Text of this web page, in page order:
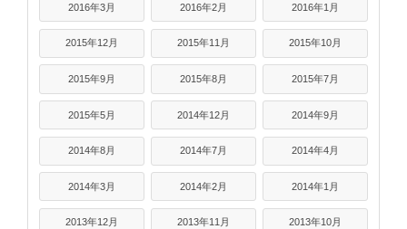
2016年3月 2016年2月 2016年1月
2015年12月 2015年11月 2015年10月
2015年9月 2015年8月 2015年7月
2015年5月 2014年12月 2014年9月
2014年8月 2014年7月 2014年4月
2014年3月 2014年2月 2014年1月
2013年12月 2013年11月 2013年10月